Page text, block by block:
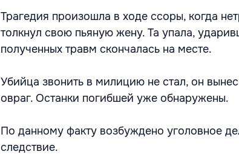
Трагедия произошла в ходе ссоры, когда
толкнул свою пьяную жену. Та упала,
полученных травм скончалась на месте.
Убийца звонить в милицию не стал, он
овраг. Останки погибшей уже обнаружены.
По данному факту возбуждено уголовное
следствие.